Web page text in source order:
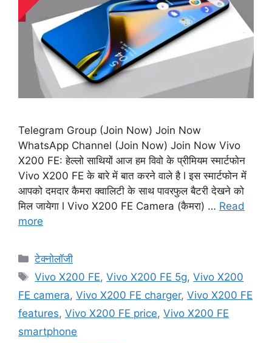
Telegram Group (Join Now) Join Now
WhatsApp Channel (Join Now) Join Now Vivo
X200 FE: हेल्लो साथियों आज हम विवो के प्रीमियम स्मार्टफोन
Vivo X200 FE के बारे में बात करने वाले है l इस स्मार्टफोन में
आपको दमदार कैमरा क्वालिटी के साथ पावरफुल बैटरी देखने को
मिल जायेगा l Vivo X200 FE Camera (कैमरा) … Read
more
Categories
टेक्नोलॉजी
Tags
Vivo X200 FE,Vivo X200 FE 5g,Vivo X200
FE camera, Vivo X200 FE charger, Vivo X200 FE
features, Vivo X200 FE price, Vivo X200 FE
smartphone